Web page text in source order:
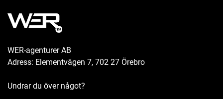
WER-agenturer AB
Adress: Elementvägen 7, 702 27 Örebro
Undrar du över något?